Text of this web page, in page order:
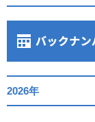
2026年